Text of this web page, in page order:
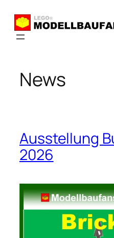
Inhalt
springen
News
Ausstellung
2026